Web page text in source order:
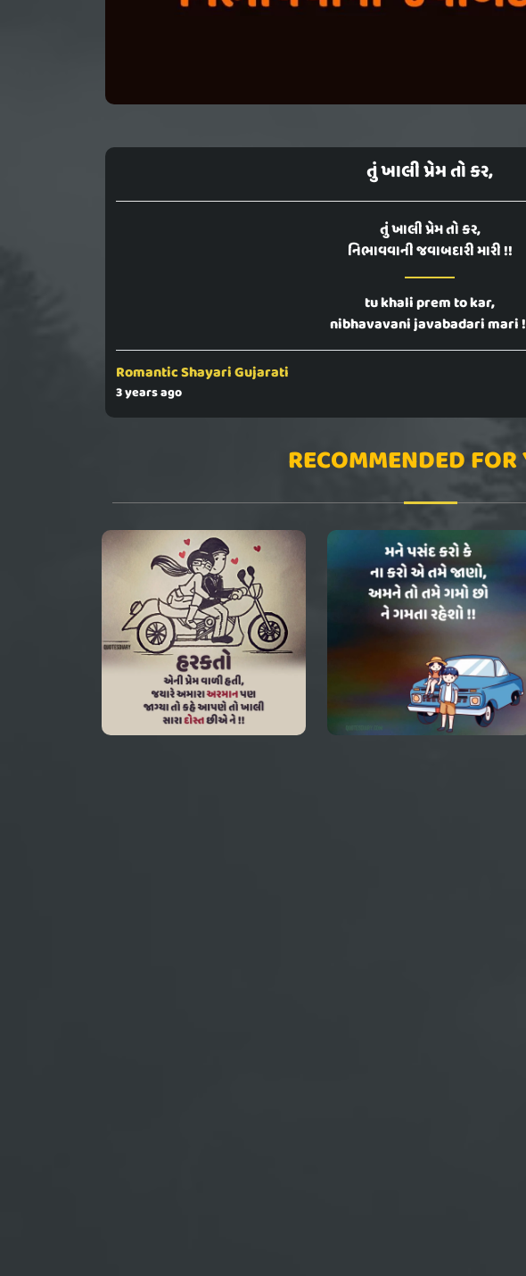
તું ખાલી પ્રેમ તો કર,
તું ખાલી પ્રેમ તો કર,
નિભાવવાની જવાબદારી મારી !!
tu khali prem to kar,
nibhavavani javabadari mari
Romantic Shayari Gujarati
3 years ago
RECOMMENDED FOR